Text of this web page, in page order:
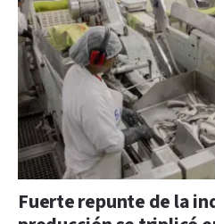
Fuerte repunte de la